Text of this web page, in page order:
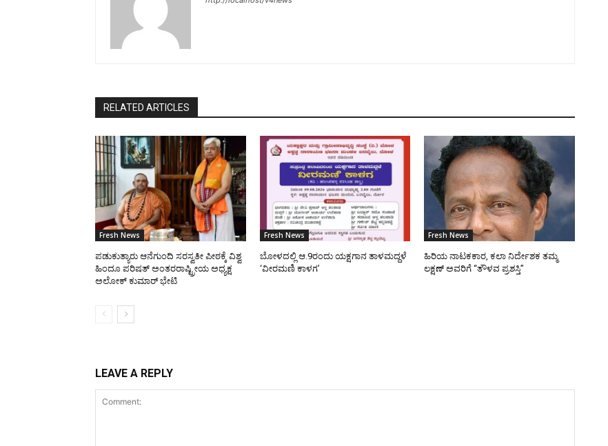
RELATED ARTICLES
Fresh News
ಪಡುಕುತ್ಯಾರು ಆನೆಗುಂದಿ ಸರಸ್ವತೀ ಪೀಠಕ್ಕೆ ವಿಶ್ವ
ಹಿಂದೂ ಪರಿಷತ್ ಅಂತರರಾಷ್ಟ್ರೀಯ ಅಧ್ಯಕ್ಷ
ಅಲೋಕ್ ಕುಮಾರ್ ಭೇಟಿ
Fresh News
ಬೋಳದಲ್ಲಿ ಆ.9ರಂದು ಯಕ್ಷಗಾನ ತಾಳಮದ್ದಳೆ
‘ವೀರಮಣಿ ಕಾಳಗ’
Fresh News
ಹಿರಿಯ ನಾಟಕಕಾರ, ಕಲಾ ನಿರ್ದೇಶಕ ತಮ್ಮ
ಲಕ್ಷಣ್ ಅವರಿಗೆ “ತೌಳವ ಪ್ರಶಸ್ತಿ”
LEAVE A REPLY